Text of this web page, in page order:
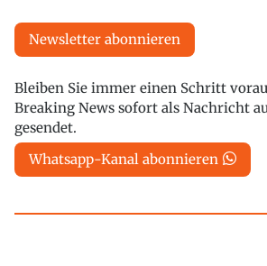
Newsletter abonnieren
Bleiben Sie immer einen Schritt
Breaking News sofort als Nachricht
gesendet.
Whatsapp-Kanal abonnieren